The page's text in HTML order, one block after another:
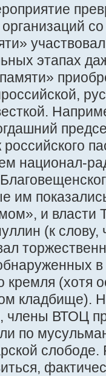
этапах
национал-
им
и власти
(к
в
кремля (хотя
кладбище).
члены ВТОЦ
по
слободе.